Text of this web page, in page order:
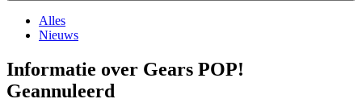
Alles
Nieuws
Informatie over Gears POP!
Geannuleerd